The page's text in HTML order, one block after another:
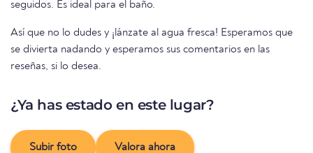
seguidos. Es ideal para el baño.
Así que no lo dudes y ¡lánzate al agua fresca! Esperamos que
se divierta nadando y esperamos sus comentarios en las
reseñas, si lo desea.
¿Ya has estado en este lugar?
Subir foto Valora ahora